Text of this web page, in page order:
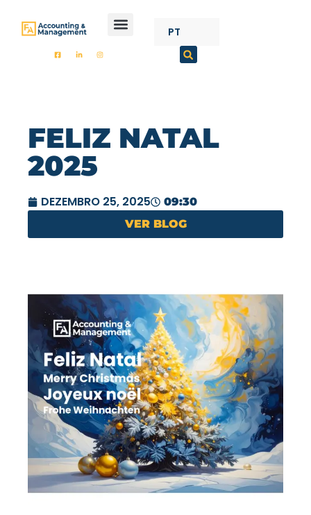
PT
FELIZ NATAL
2025
DEZEMBRO 25, 2025
09:30
VER BLOG